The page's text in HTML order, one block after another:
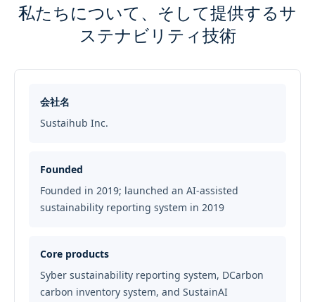
私たちについて、そして提供するサ
ステナビリティ技術
会社名
Sustaihub Inc.
Founded
Founded in 2019; launched an AI-assisted
sustainability reporting system in 2019
Core products
Syber sustainability reporting system, DCarbon
carbon inventory system, and SustainAI